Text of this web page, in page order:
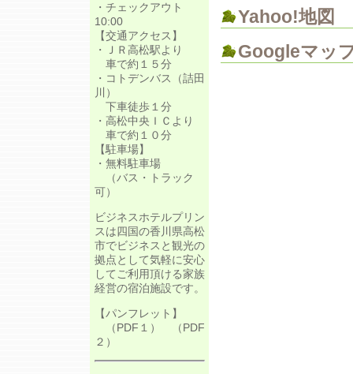
Yahoo!地図
Googleマッ
・チェックアウト
10:00
【交通アクセス】
・ＪＲ高松駅より
車で約１５分
・コトデンバス（詰田
川）
下車徒歩１分
・高松中央ＩＣより
車で約１０分
【駐車場】
・無料駐車場
（バス・トラック
可）
ビジネスホテルプリン
スは四国の香川県高松
市でビジネスと観光の
拠点として気軽に安心
してご利用頂ける家族
経営の宿泊施設です。
【パンフレット】
（PDF１ ） （PDF
２ ）